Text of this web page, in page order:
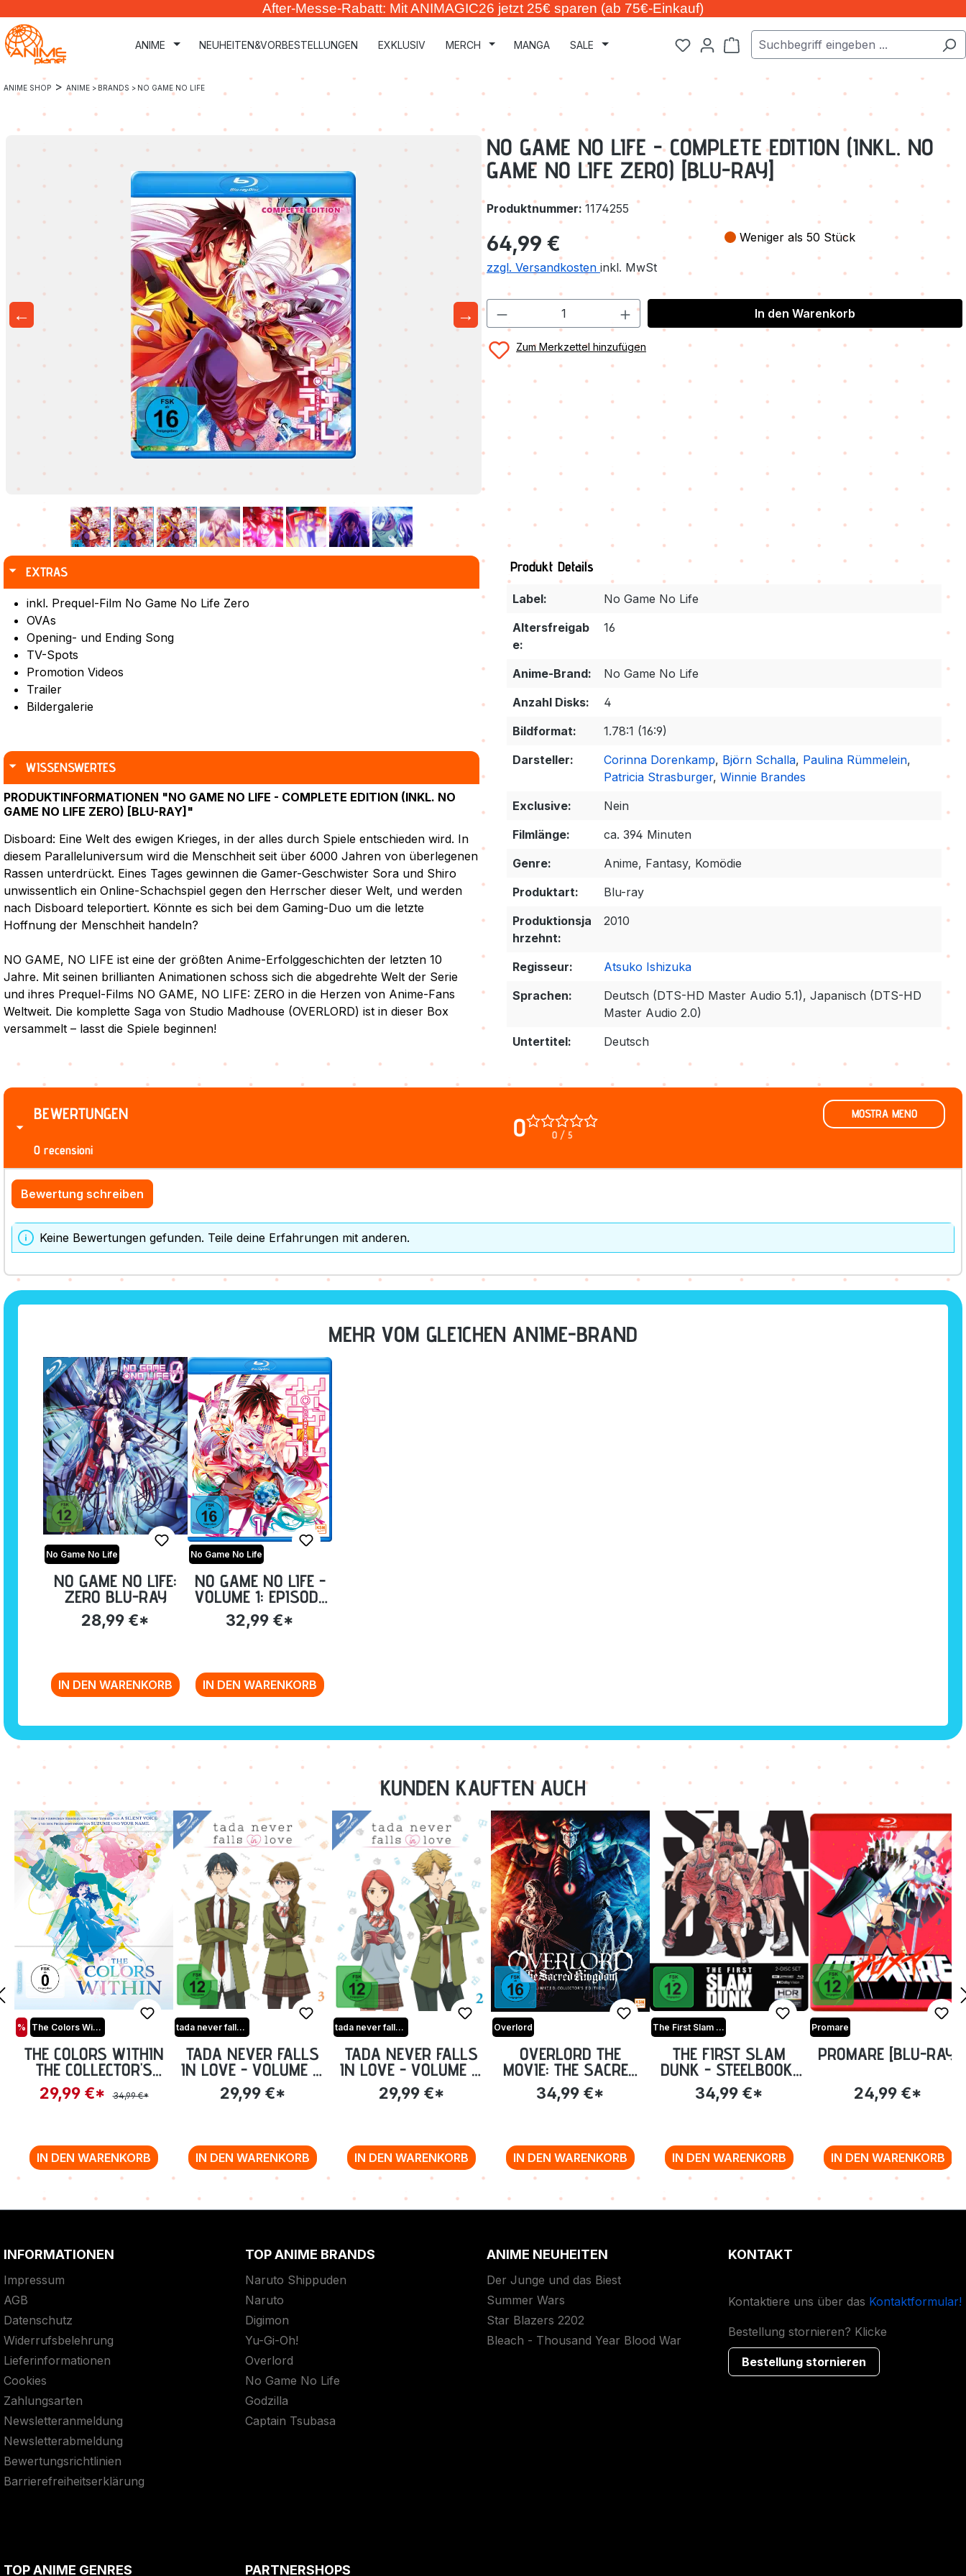
Hauptinhalt springen
Zur Suche springen
Zur Hauptnavigation springen
After-Messe-Rabatt: Mit ANIMAGIC26 jetzt 25€ sparen (ab 75€-Einkauf)
ANIME NEUHEITEN&VORBESTELLUNGEN EXKLUSIV MERCH MANGA SALE Warenkorb enthält 0 Positionen. Der
ANIME SHOP > ANIME > BRANDS > NO GAME NO LIFE
← →
NO GAME NO LIFE - COMPLETE EDITION (INKL. NO
GAME NO LIFE ZERO) [BLU-RAY]
Produktnummer: 1174255
Regulärer Preis:
64,99 €
zzgl. Versandkosten inkl. MwSt
Weniger als 50 Stück
In den Warenkorb
Zum Merkzettel hinzufügen
EXTRAS
inkl. Prequel-Film No Game No Life Zero
OVAs
Opening- und Ending Song
TV-Spots
Promotion Videos
Trailer
Bildergalerie
WISSENSWERTES
PRODUKTINFORMATIONEN "NO GAME NO LIFE - COMPLETE EDITION (INKL. NO
GAME NO LIFE ZERO) [BLU-RAY]"
Disboard: Eine Welt des ewigen Krieges, in der alles durch Spiele entschieden wird. In
diesem Paralleluniversum wird die Menschheit seit über 6000 Jahren von überlegenen
Rassen unterdrückt. Eines Tages gewinnen die Gamer-Geschwister Sora und Shiro
unwissentlich ein Online-Schachspiel gegen den Herrscher dieser Welt, und werden
nach Disboard teleportiert. Könnte es sich bei dem Gaming-Duo um die letzte
Hoffnung der Menschheit handeln?
NO GAME, NO LIFE ist eine der größten Anime-Erfolggeschichten der letzten 10
Jahre. Mit seinen brillianten Animationen schoss sich die abgedrehte Welt der Serie
und ihres Prequel-Films NO GAME, NO LIFE: ZERO in die Herzen von Anime-Fans
Weltweit. Die komplette Saga von Studio Madhouse (OVERLORD) ist in dieser Box
versammelt – lasst die Spiele beginnen!
Produkt Details
Label:
No Game No Life
Altersfreigab
e:
16
Anime-Brand:
No Game No Life
Anzahl Disks:
4
Bildformat:
1.78:1 (16:9)
Darsteller:
Corinna Dorenkamp, Björn Schalla, Paulina Rümmelein,
Patricia Strasburger,Winnie Brandes
Exclusive:
Nein
Filmlänge:
ca. 394 Minuten
Genre:
Anime, Fantasy, Komödie
Produktart:
Blu-ray
Produktionsja
hrzehnt:
2010
Regisseur:
Atsuko Ishizuka
Sprachen:
Deutsch (DTS-HD Master Audio 5.1), Japanisch (DTS-HD
Master Audio 2.0)
Untertitel:
Deutsch
BEWERTUNGEN 0 0 / 5
0 recensioni
MOSTRA MENO
Bewertung schreiben
Keine Bewertungen gefunden. Teile deine Erfahrungen mit anderen.
MEHR VOM GLEICHEN ANIME-BRAND
No Game No Life
NO GAME NO LIFE:
ZERO BLU-RAY
28,99 €*
IN DEN WARENKORB
No Game No Life
NO GAME NO LIFE -
VOLUME 1: EPISODE
01-04 [BLU-RAY)
32,99 €*
IN DEN WARENKORB
KUNDEN KAUFTEN AUCH
% The Colors Within
THE COLORS WITHIN
THE COLLECTOR'S
EDITION INKL.
BONUS-BD UND OST
29,99 €* 34,99 €*
IN DEN WARENKORB
tada never falls in love
TADA NEVER FALLS
IN LOVE - VOLUME 3:
EPISODE 9-13 [BLU-
RAY]
29,99 €*
IN DEN WARENKORB
tada never falls in love
TADA NEVER FALLS
IN LOVE - VOLUME 2:
EPISODE 5-8 [BLU-
RAY]
29,99 €*
IN DEN WARENKORB
Overlord
OVERLORD THE
MOVIE: THE SACRED
KINGDOM -
COLLECTOR'S EDITION
34,99 €*
IN DEN WARENKORB
The First Slam Dunk
THE FIRST SLAM
DUNK - STEELBOOK-
EDITION [4K-
UHD+BLU-RAY] (EXKL.
34,99 €*
IN DEN WARENKORB
Promare
PROMARE [BLU-RAY]
24,99 €*
IN DEN WARENKORB
INFORMATIONEN
Impressum
AGB
Datenschutz
Widerrufsbelehrung
Lieferinformationen
Cookies
Zahlungsarten
Newsletteranmeldung
Newsletterabmeldung
Bewertungsrichtlinien
Barrierefreiheitserklärung
TOP ANIME BRANDS
Naruto Shippuden
Naruto
Digimon
Yu-Gi-Oh!
Overlord
No Game No Life
Godzilla
Captain Tsubasa
ANIME NEUHEITEN
Der Junge und das Biest
Summer Wars
Star Blazers 2202
Bleach - Thousand Year Blood War
KONTAKT
Kontaktiere uns über das Kontaktformular!
Bestellung stornieren? Klicke
Bestellung stornieren
TOP ANIME GENRES PARTNERSHOPS